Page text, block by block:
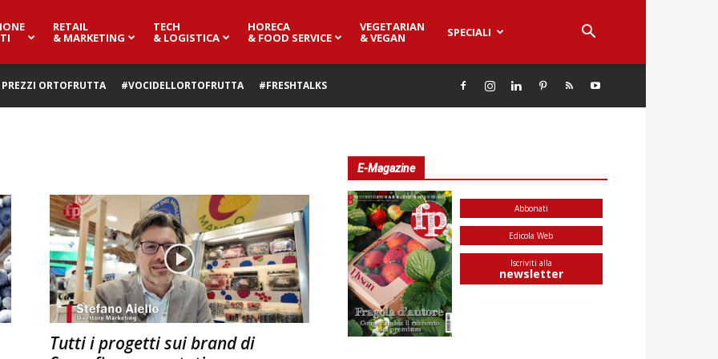
RETAIL
& MARKETING
TECH
& LOGISTICA
HORECA
& FOOD SERVICE
VEGETARIAN
& VEGAN SPECIALI
PREZZI ORTOFRUTTA #VOCIDELLORTOFRUTTA #FRESHTALKS
Tutti i progetti sui brand di
E-Magazine
Abbonati
Edicola Web
Iscriviti alla
newsletter